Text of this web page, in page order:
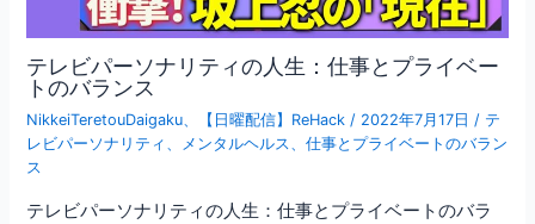
テレビパーソナリティの人生：仕事とプライベー
トのバランス
NikkeiTeretouDaigaku、 【日曜配信】ReHack / 2022年7月17日 / テ
レビパーソナリティ 、 メンタルヘルス、仕事とプライベートのバラン
ス
テレビパーソナリティの人生：仕事とプライベートのバラ